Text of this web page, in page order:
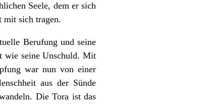
Seele, dem er sich
mit sich tragen.
Berufung und seine
wie seine Unschuld. Mit
war nun von einer
aus der Sünde
Die Tora ist das